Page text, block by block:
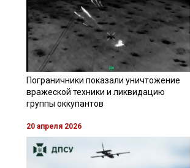
Пограничники показали уничтожение
вражеской техники и ликвидацию
группы оккупантов
20 апреля 2026